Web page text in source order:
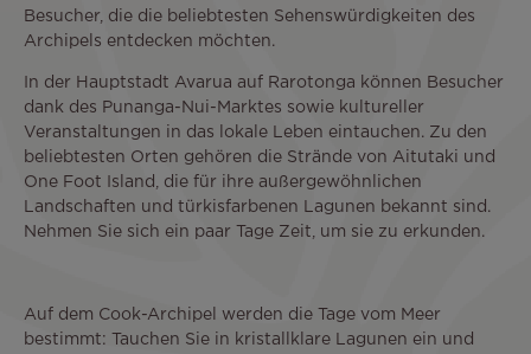
Besucher, die die beliebtesten Sehenswürdigkeiten des
Archipels entdecken möchten.
In der Hauptstadt Avarua auf Rarotonga können Besucher
dank des Punanga-Nui-Marktes sowie kultureller
Veranstaltungen in das lokale Leben eintauchen. Zu den
beliebtesten Orten gehören die Strände von Aitutaki und
One Foot Island, die für ihre außergewöhnlichen
Landschaften und türkisfarbenen Lagunen bekannt sind.
Nehmen Sie sich ein paar Tage Zeit, um sie zu erkunden.
Auf dem Cook-Archipel werden die Tage vom Meer
bestimmt: Tauchen Sie in kristallklare Lagunen ein und